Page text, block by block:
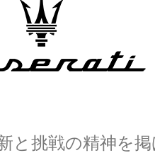
挑戦の精神を